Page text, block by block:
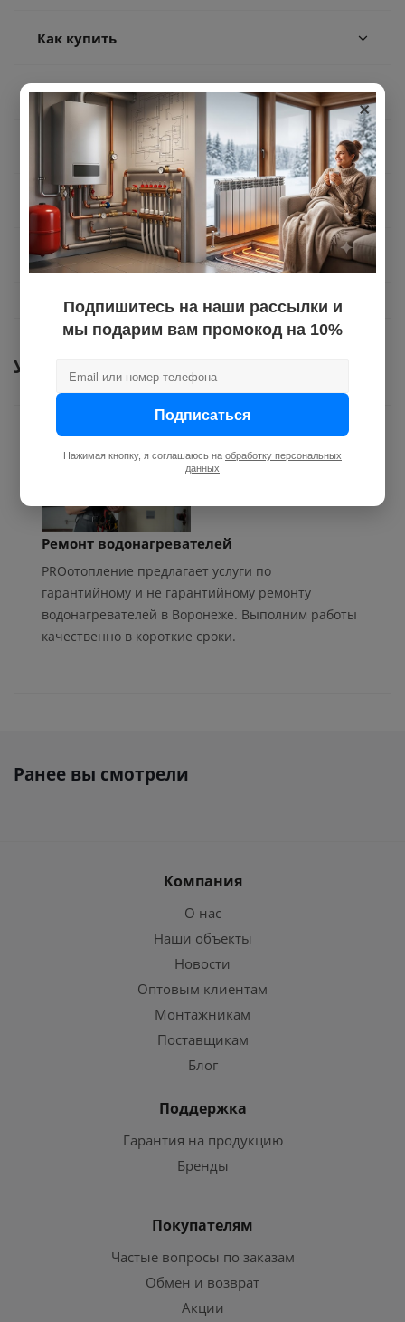
Как купить
Оплата
Отзывы
Задать вопрос
Услуги
Ремонт водонагревателей
PROотопление предлагает услуги по
гарантийному и не гарантийному ремонту
водонагревателей в Воронеже. Выполним работы
качественно в короткие сроки.
Ранее вы смотрели
Компания
О нас
Наши объекты
Новости
Оптовым клиентам
Монтажникам
Поставщикам
Блог
Поддержка
Гарантия на продукцию
Бренды
Покупателям
Частые вопросы по заказам
Обмен и возврат
Акции
×
Подпишитесь на наши рассылки и
мы подарим вам промокод на 10%
Подписаться
Нажимая кнопку, я соглашаюсь на обработку персональных
данных